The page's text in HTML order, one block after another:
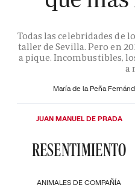
Todas las celebridades de
taller de Sevilla. Pero en
a pique. Incombustibles,
a
María de la Peña
ANIMALES DE COMPAÑÍA
RESENTIMIENTO
JUAN MANUEL DE PRADA